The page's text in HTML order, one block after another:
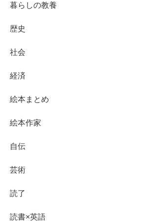
暮らしの教養
歴史
社会
経済
絵本まとめ
絵本作家
自伝
芸術
読了
読書×英語